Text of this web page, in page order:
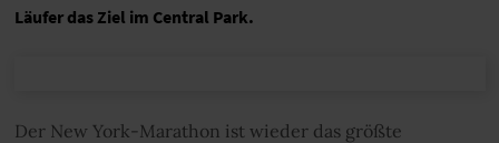
Läufer das Ziel im Central Park.
Der New York-Marathon ist wieder das größte